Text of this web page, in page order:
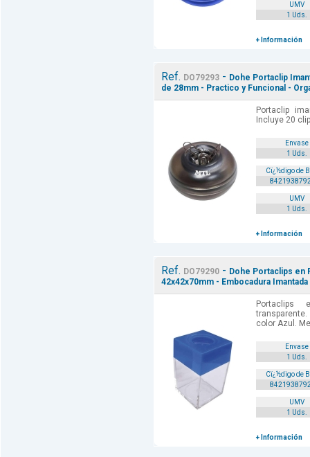
UMV
1 Uds.
+ Información
Ref. DO79293 - Dohe Portaclip
de 28mm - Practico y Funcional -
Portaclip
Incluye 20
Envase
1 Uds.
Cï¿½digo de
UMV
1 Uds.
+ Información
Ref. DO79290 - Dohe Portaclips en
42x42x70mm - Embocadura
Portaclips
color Azul.
Envase
1 Uds.
Cï¿½digo de
UMV
1 Uds.
+ Información